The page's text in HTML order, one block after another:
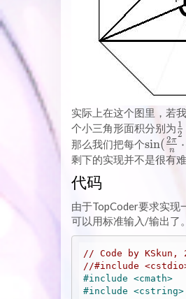
实际上在这个图里，若
个小三角形面积分别为 2
1
那么我们把每个
\pi}{n}
sin( n
2π ⋅
剩下的实现并不是很有
代码
由于TopCoder要求实
可以用标准输入/输出了。
// Code by KSkun,
//#include
#include <cmath>
#include <cstring>